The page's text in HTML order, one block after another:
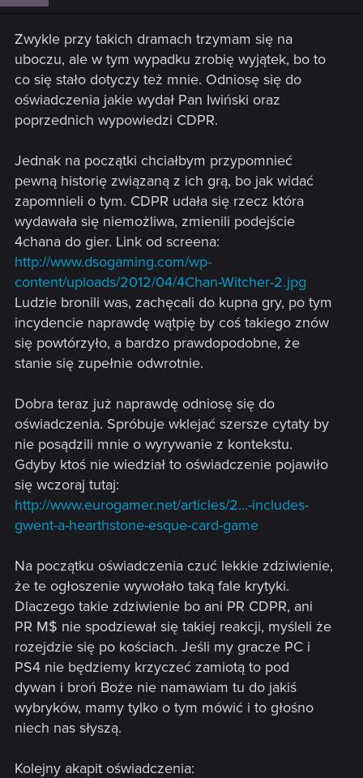
:
Zwykle przy takich dramach trzymam się na
uboczu, ale w tym wypadku zrobię wyjątek, bo to
co się stało dotyczy też mnie. Odniosę się do
oświadczenia jakie wydał Pan Iwiński oraz
poprzednich wypowiedzi CDPR.
Jednak na początki chciałbym przypomnieć
pewną historię związaną z ich grą, bo jak widać
zapomnieli o tym. CDPR udała się rzecz która
wydawała się niemożliwa, zmienili podejście
4chana do gier. Link od screena:
http://www.dsogaming.com/wp-
content/uploads/2012/04/4Chan-Witcher-2.jpg
Ludzie bronili was, zachęcali do kupna gry, po tym
incydencie naprawdę wątpię by coś takiego znów
się powtórzyło, a bardzo prawdopodobne, że
stanie się zupełnie odwrotnie.
Dobra teraz już naprawdę odniosę się do
oświadczenia. Spróbuje wklejać szersze cytaty by
nie posądzili mnie o wyrywanie z kontekstu.
Gdyby ktoś nie wiedział to oświadczenie pojawiło
się wczoraj tutaj:
http://www.eurogamer.net/articles/2...-includes-
gwent-a-hearthstone-esque-card-game
Na początku oświadczenia czuć lekkie zdziwienie,
że te ogłoszenie wywołało taką fale krytyki.
Dlaczego takie zdziwienie bo ani PR CDPR, ani
PR M$ nie spodziewał się takiej reakcji, myśleli że
rozejdzie się po kościach. Jeśli my gracze PC i
PS4 nie będziemy krzyczeć zamiotą to pod
dywan i broń Boże nie namawiam tu do jakiś
wybryków, mamy tylko o tym mówić i to głośno
niech nas słyszą.
Kolejny akapit oświadczenia: